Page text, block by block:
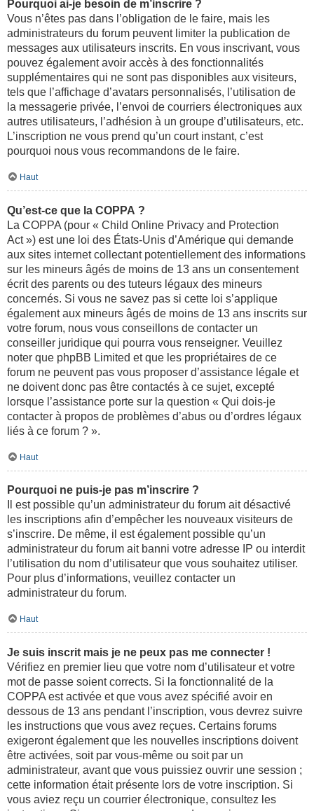
Pourquoi ai-je besoin de m’inscrire ?
Vous n’êtes pas dans l’obligation de le faire, mais les
administrateurs du forum peuvent limiter la publication de
messages aux utilisateurs inscrits. En vous inscrivant, vous
pouvez également avoir accès à des fonctionnalités
supplémentaires qui ne sont pas disponibles aux visiteurs,
tels que l’affichage d’avatars personnalisés, l’utilisation de
la messagerie privée, l’envoi de courriers électroniques aux
autres utilisateurs, l’adhésion à un groupe d’utilisateurs, etc.
L’inscription ne vous prend qu’un court instant, c’est
pourquoi nous vous recommandons de le faire.
Haut
Qu’est-ce que la COPPA ?
La COPPA (pour « Child Online Privacy and Protection
Act ») est une loi des États-Unis d’Amérique qui demande
aux sites internet collectant potentiellement des informations
sur les mineurs âgés de moins de 13 ans un consentement
écrit des parents ou des tuteurs légaux des mineurs
concernés. Si vous ne savez pas si cette loi s’applique
également aux mineurs âgés de moins de 13 ans inscrits sur
votre forum, nous vous conseillons de contacter un
conseiller juridique qui pourra vous renseigner. Veuillez
noter que phpBB Limited et que les propriétaires de ce
forum ne peuvent pas vous proposer d’assistance légale et
ne doivent donc pas être contactés à ce sujet, excepté
lorsque l’assistance porte sur la question « Qui dois-je
contacter à propos de problèmes d’abus ou d’ordres légaux
liés à ce forum ? ».
Haut
Pourquoi ne puis-je pas m’inscrire ?
Il est possible qu’un administrateur du forum ait désactivé
les inscriptions afin d’empêcher les nouveaux visiteurs de
s’inscrire. De même, il est également possible qu’un
administrateur du forum ait banni votre adresse IP ou interdit
l’utilisation du nom d’utilisateur que vous souhaitez utiliser.
Pour plus d’informations, veuillez contacter un
administrateur du forum.
Haut
Je suis inscrit mais je ne peux pas me connecter !
Vérifiez en premier lieu que votre nom d’utilisateur et votre
mot de passe soient corrects. Si la fonctionnalité de la
COPPA est activée et que vous avez spécifié avoir en
dessous de 13 ans pendant l’inscription, vous devrez suivre
les instructions que vous avez reçues. Certains forums
exigeront également que les nouvelles inscriptions doivent
être activées, soit par vous-même ou soit par un
administrateur, avant que vous puissiez ouvrir une session ;
cette information était présente lors de votre inscription. Si
vous aviez reçu un courrier électronique, consultez les